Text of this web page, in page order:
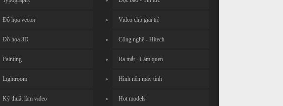
Đồ họa vector
Đồ họa 3D
Painting
Lightroom
Kỹ thuật làm video
Video clip giải trí
Công nghệ - Hitech
Ra mắt - Làm quen
Hình nền máy tính
Hot models